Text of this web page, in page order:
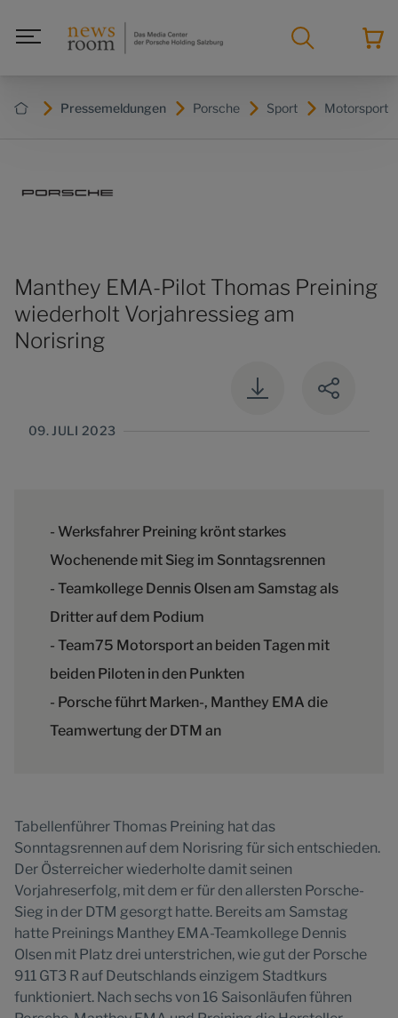
Pressemeldungen Porsche Sport Motorsport
Manthey EMA-Pilot Thomas Preining
wiederholt Vorjahressieg am
Norisring
09. JULI 2023
- Werksfahrer Preining krönt starkes
Wochenende mit Sieg im Sonntagsrennen
- Teamkollege Dennis Olsen am Samstag als
Dritter auf dem Podium
- Team75 Motorsport an beiden Tagen mit
beiden Piloten in den Punkten
- Porsche führt Marken-, Manthey EMA die
Teamwertung der DTM an
Tabellenführer Thomas Preining hat das
Sonntagsrennen auf dem Norisring für sich entschieden.
Der Österreicher wiederholte damit seinen
Vorjahreserfolg, mit dem er für den allersten Porsche-
Sieg in der DTM gesorgt hatte. Bereits am Samstag
hatte Preinings Manthey EMA-Teamkollege Dennis
Olsen mit Platz drei unterstrichen, wie gut der Porsche
911 GT3 R auf Deutschlands einzigem Stadtkurs
funktioniert. Nach sechs von 16 Saisonläufen führen